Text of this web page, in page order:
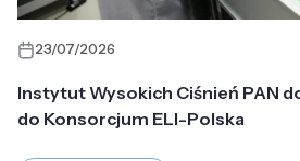
23/07/2026
Instytut Wysokich Ciśnień PAN
do Konsorcjum ELI-Polska